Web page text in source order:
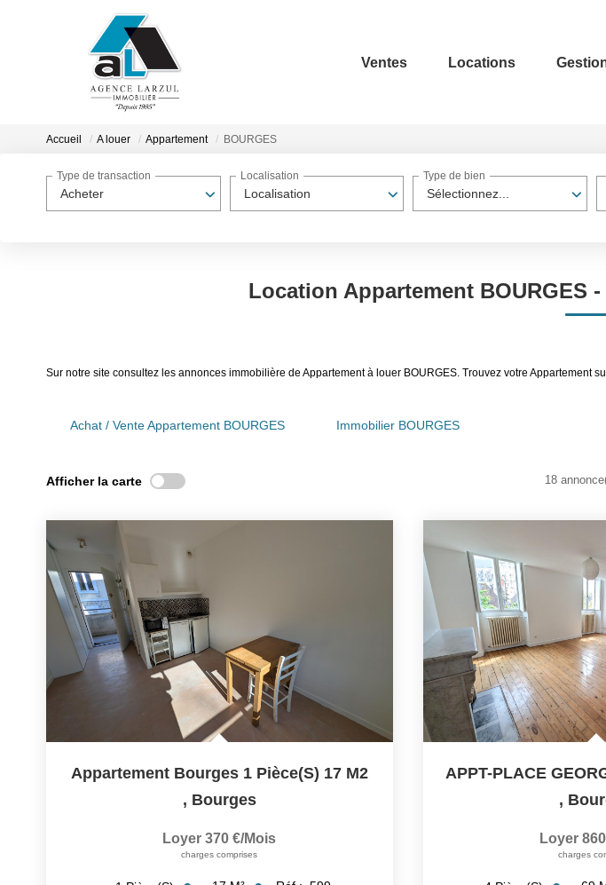
Ventes Locations
Accueil A louer Appartement BOURGES
Acheter
Type de transaction
Localisation
Localisation
Sélectionnez...
Type de bien
Location Appartement BOURGES
Sur notre site consultez les annonces immobilière de Appartement à louer BOURGES. Trouvez votre Appartement
Achat / Vente Appartement BOURGES Immobilier BOURGES
Afficher la carte 18
Appartement Bourges 1 Pièce(s) 17 M2
, Bourges
Loyer 370 €/mois
charges comprises
,
Loyer
charges